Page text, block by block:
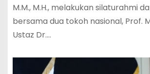
M.M., M.H., melakukan silaturahmi
bersama dua tokoh nasional, Prof.
Ustaz Dr.…